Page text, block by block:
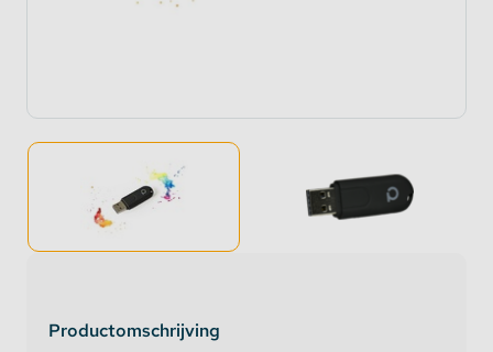
Productomschrijving